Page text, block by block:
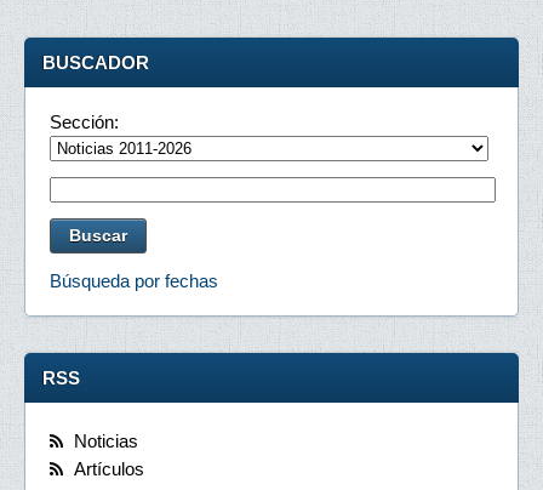
BUSCADOR
Sección:
Búsqueda por fechas
RSS
Noticias
Artículos